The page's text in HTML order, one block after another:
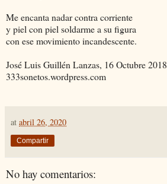
Me encanta nadar contra corriente
y piel con piel soldarme a su figura
con ese movimiento incandescente.
José Luis Guillén Lanzas, 16 Octubre 2018
333sonetos.wordpress.com
at abril 26, 2020
Compartir
No hay comentarios: